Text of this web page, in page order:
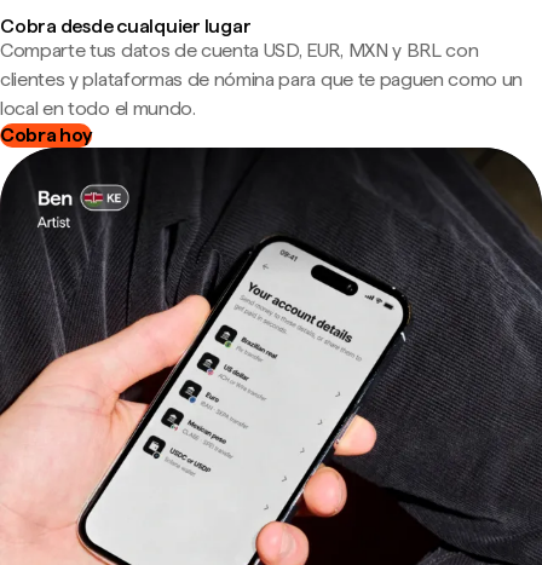
Cobra desde cualquier lugar
Comparte tus datos de cuenta USD, EUR, MXN y BRL con
clientes y plataformas de nómina para que te paguen como un
local en todo el mundo.
Cobra hoy